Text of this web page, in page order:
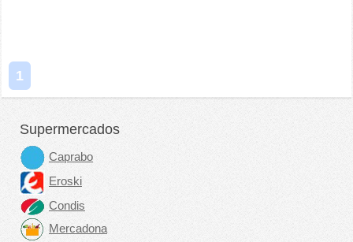
1
Supermercados
Caprabo
Eroski
Condis
Mercadona